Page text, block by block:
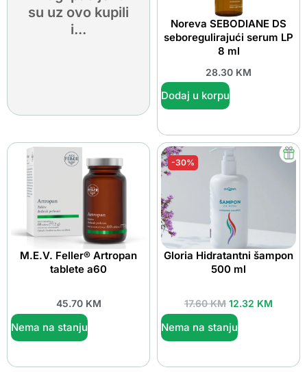
su uz ovo kupili
i...
Noreva SEBODIANE DS
seboregulirajući serum LP
8 ml
28.30 KM
Dodaj u korpu
M.E.V. Feller® Artropan
tablete a60
45.70 KM
Nema na stanju
-30%
Gloria Hidratantni šampon
500 ml
17.60KM 12.32 KM
Nema na stanju